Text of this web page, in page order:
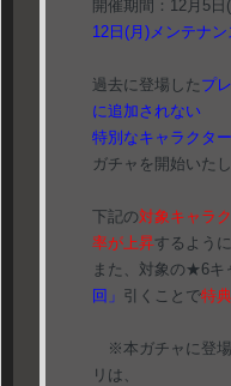
開催期間：12月5
12日(月)メンテナ
過去に登場した プ
に追加されない
特別なキャラクター
ガチャを開始いたし
下記の対象キャラ
率が上昇するよう
また、対象の★6キ
回」 引くことで特
※本ガチャに登場
リは、